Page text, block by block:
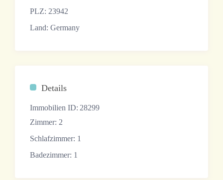
PLZ: 23942
Land: Germany
Details
Immobilien ID: 28299
Zimmer: 2
Schlafzimmer: 1
Badezimmer: 1